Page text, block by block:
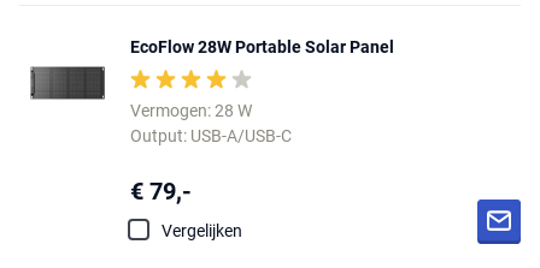
EcoFlow 28W Portable Solar Panel
Vermogen: 28 W
Output: USB-A/USB-C
€ 79,-
Vergelijken